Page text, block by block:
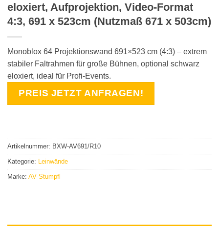
eloxiert, Aufprojektion, Video-Format
4:3, 691 x 523cm (Nutzmaß 671 x 503cm)
Monoblox 64 Projektionswand 691×523 cm (4:3) – extrem
stabiler Faltrahmen für große Bühnen, optional schwarz
eloxiert, ideal für Profi-Events.
PREIS JETZT ANFRAGEN!
Artikelnummer: BXW-AV691/R10
Kategorie: Leinwände
Marke: AV Stumpfl